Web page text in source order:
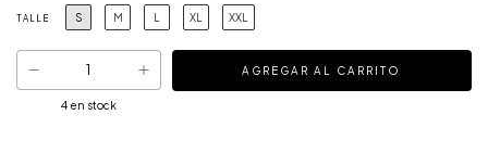
TALLE S M L XL XXL
4en stock